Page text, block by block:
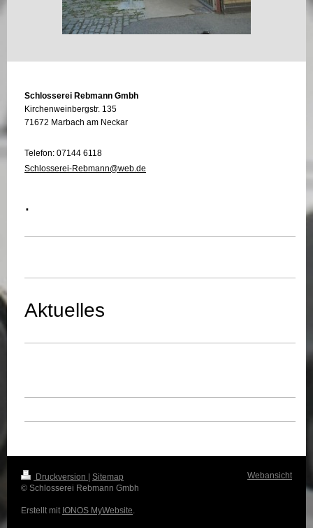
Schlosserei Rebmann Gmbh
Kirchenweinbergstr. 135
71672 Marbach am Neckar
Telefon: 07144 6118
Schlosserei-Rebmann@web.de
.
Aktuelles
Druckversion
Sitemap
© Schlosserei Rebmann Gmbh
Erstellt mit IONOS MyWebsite.
Webansicht